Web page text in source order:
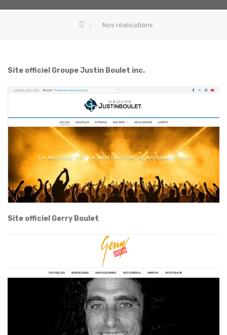
Nos réalisations
Site officiel Groupe Justin Boulet inc.
Site officiel Gerry Boulet